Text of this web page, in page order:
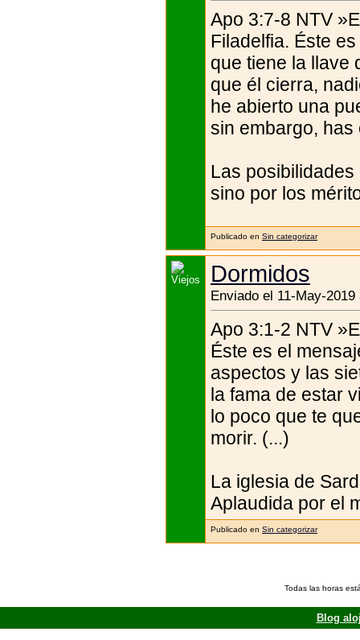
Apo 3:7-8 NTV
Filadelfia. Éste
que tiene la llave
que él cierra,
he abierto una
sin embargo,
Las
sino por los
Publicado en Sin categorizar
Dormidos
Enviado el 11-May-
Apo 3:1-2 NTV
Éste es el
aspectos y las
la fama de estar
lo poco que te
morir. (...)
La iglesia de
Aplaudida por el
Publicado en Sin categorizar
Todas las horas
Blog